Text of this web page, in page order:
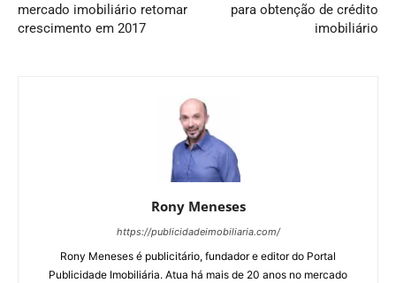
mercado imobiliário retomar
crescimento em 2017
para obtenção de crédito
imobiliário
Rony Meneses
https://publicidadeimobiliaria.com/
Rony Meneses é publicitário, fundador e editor do Portal
Publicidade Imobiliária. Atua há mais de 20 anos no mercado